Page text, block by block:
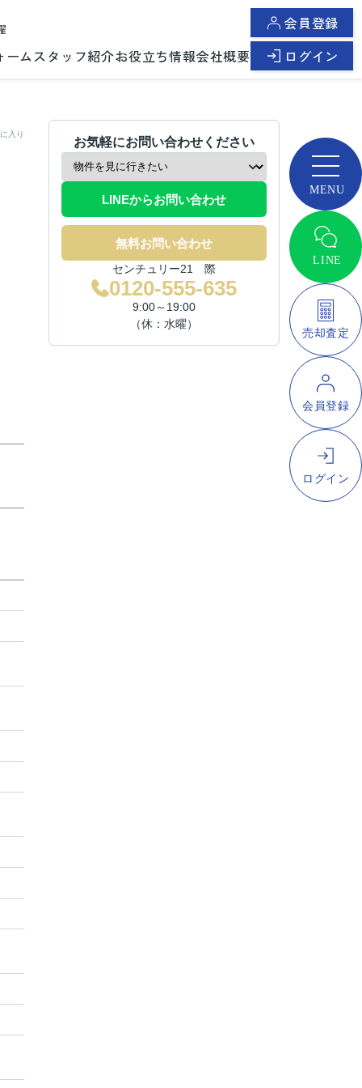
ーム スタッフ紹介お役立ち情報会社概要
会員登録
ログイン
入り
お気軽にお問い合わせください
LINEからお問い合わせ
無料お問い合わせ
センチュリー21 際
0120-555-635
9:00～19:00
（休：水曜）